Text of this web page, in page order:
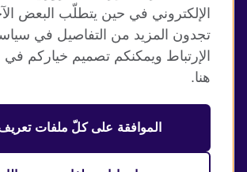
موقع المجلس الثقافي البريطاني العالمي
الخصوصية وشروط الاستخدام
ملفات تعريف الإرتباط
خارطة الموقع
منظمة المملكة المتحدة الدولية للعلاقات الثقافية
الإلكتروني في حين يتطلّب البعض
تجدون المزيد من التفاصيل في
الإرتباط ويمكنكم تصميم خياركم
هنا.
الموافقة على كلّ ملفات تعريف